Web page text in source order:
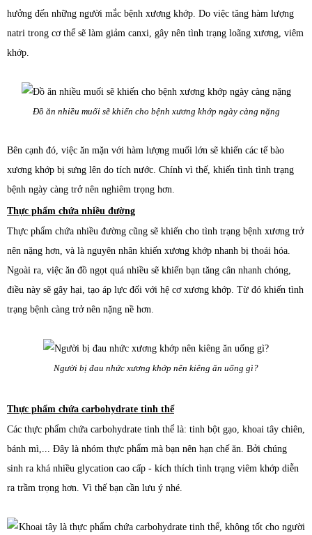
hưởng đến những người mắc bệnh xương khớp. Do việc tăng hàm lượng
natri trong cơ thể sẽ làm giảm canxi, gây nên tình trạng loãng xương, viêm
khớp.
Đồ ăn nhiều muối sẽ khiến cho bệnh xương khớp ngày càng nặng
Bên cạnh đó, việc ăn mặn với hàm lượng muối lớn sẽ khiến các tế bào
xương khớp bị sưng lên do tích nước. Chính vì thế, khiến tình tình trạng
bệnh ngày càng trở nên nghiêm trọng hơn.
Thực phẩm chứa nhiều đường
Thực phẩm chứa nhiều đường cũng sẽ khiến cho tình trạng bệnh xương trở
nên nặng hơn, và là nguyên nhân khiến xương khớp nhanh bị thoái hóa.
Ngoài ra, việc ăn đồ ngọt quá nhiều sẽ khiến bạn tăng cân nhanh chóng,
điều này sẽ gây hại, tạo áp lực đối với hệ cơ xương khớp. Từ đó khiến tình
trạng bệnh càng trở nên nặng nề hơn.
Người bị đau nhức xương khớp nên kiêng ăn uống gì?
Thực phẩm chứa carbohydrate tinh thể
Các thực phẩm chứa carbohydrate tinh thể là: tinh bột gạo, khoai tây chiên,
bánh mì,... Đây là nhóm thực phẩm mà bạn nên hạn chế ăn. Bởi chúng
sinh ra khá nhiều glycation cao cấp - kích thích tình trạng viêm khớp diễn
ra trầm trọng hơn. Vì thế bạn cần lưu ý nhé.